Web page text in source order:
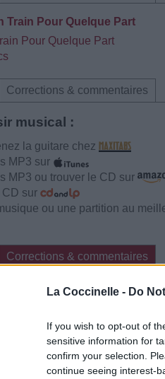
La Coccinelle - Do
If you wish to opt-out of
sensitive information for
confirm your selection.
continue seeing interest-
Train Pour Quelque Part
Pour Quelque Part
Corrections & commentaires
musical :
la guitare chez
MP3 sur
MP3 ou trouver le CD sur
sur
ou une partition au
Corrections & commentaires
Dire «merci» pour cette